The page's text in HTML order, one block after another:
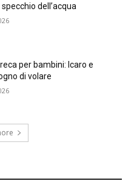
specchio dell’acqua
per bambini: Icaro e
di volare